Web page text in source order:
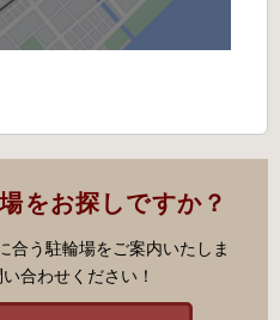
をお探しですか？
合う駐輪場をご案内いたしま
合わせください！